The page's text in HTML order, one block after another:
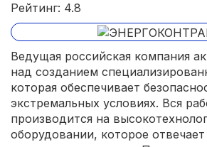
Рейтинг: 4.8
Ведущая российская компания
над созданием
которая обеспечивает
экстремальных условиях. Вся
производится на
оборудовании, которое